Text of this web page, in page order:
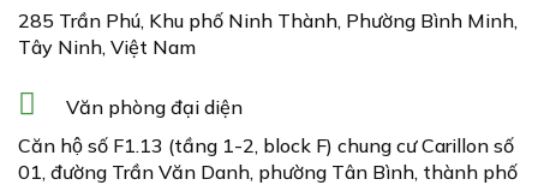
285 Trần Phú, Khu phố Ninh Thành, Phường Bình Minh,
Tây Ninh, Việt Nam
Văn phòng đại diện
Căn hộ số F1.13 (tầng 1-2, block F) chung cư Carillon số
01, đường Trần Văn Danh, phường Tân Bình, thành phố